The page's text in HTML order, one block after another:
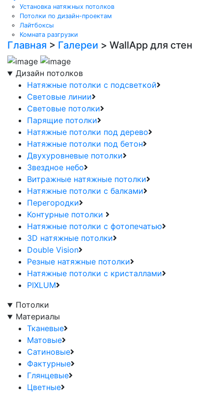
Установка натяжных потолков
Потолки по дизайн-проектам
Лайтбоксы
Комната разгрузки
Главная > Галереи > WallApp для стен
Дизайн потолков
Натяжные потолки с подсветкой
Световые линии
Световые потолки
Парящие потолки
Натяжные потолки под дерево
Натяжные потолки под бетон
Двухуровневые потолки
Звездное небо
Витражные натяжные потолки
Натяжные потолки с балками
Перегородки
Контурные потолки
Натяжные потолки с фотопечатью
3D натяжные потолки
Double Vision
Резные натяжные потолки
Натяжные потолки с кристаллами
PIXLUM
Потолки
Материалы
Тканевые
Матовые
Сатиновые
Фактурные
Глянцевые
Цветные